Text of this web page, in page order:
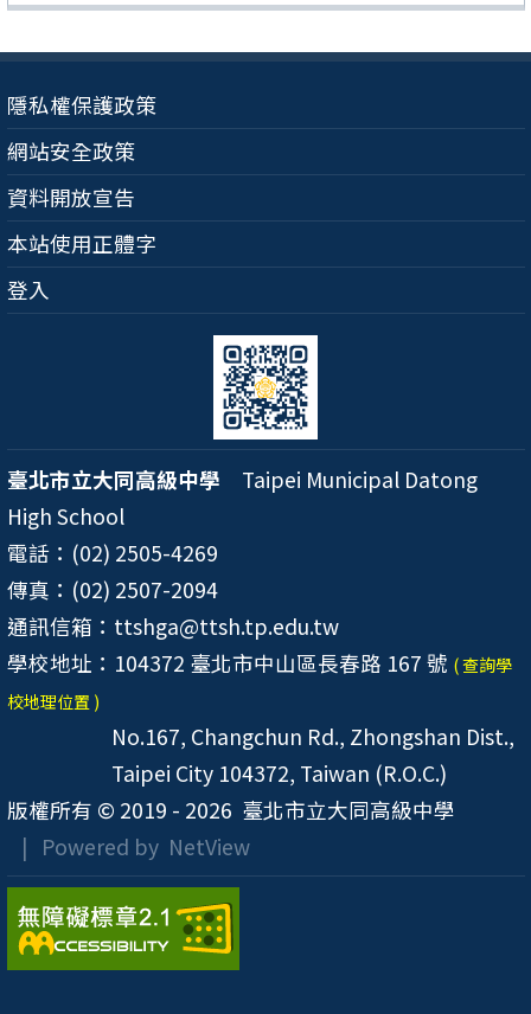
隱私權保護政策
網站安全政策
資料開放宣告
本站使用正體字
登入
臺北市立大同高級中學 Taipei Municipal Datong
High School
電話：(02) 2505-4269
傳真：(02) 2507-2094
通訊信箱：ttshga@ttsh.tp.edu.tw
學校地址：104372 臺北市中山區長春路 167 號 ( 查詢學
校地理位置 )
No.167, Changchun Rd., Zhongshan Dist.,
Taipei City 104372, Taiwan (R.O.C.)
版權所有 © 2019 - 2026 臺北市立大同高級中學
| Powered by NetView